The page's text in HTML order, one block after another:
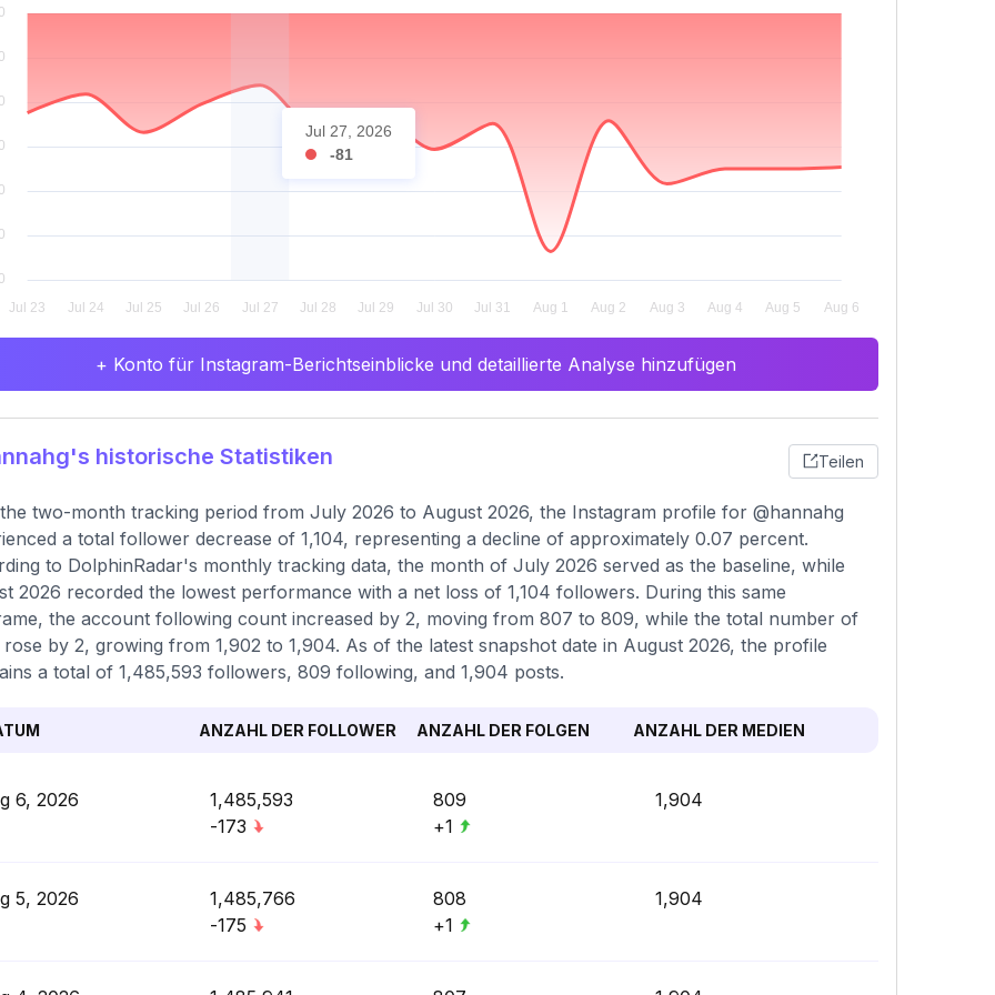
Jul 27, 2026
-81
+ Konto für Instagram-Berichtseinblicke und detaillierte Analyse hinzufügen
historische Statistiken Teilen
two-month tracking period from July 2026 to August 2026, the Instagram profile for @hannahg
a total follower decrease of 1,104, representing a decline of approximately 0.07 percent.
to DolphinRadar's monthly tracking data, the month of July 2026 served as the baseline, while
2026 recorded the lowest performance with a net loss of 1,104 followers. During this same
the account following count increased by 2, moving from 807 to 809, while the total number of
rose by 2, growing from 1,902 to 1,904. As of the latest snapshot date in August 2026, the profile
a total of 1,485,593 followers, 809 following, and 1,904 posts.
ANZAHL DER FOLLOWER ANZAHL DER FOLGEN ANZAHL DER MEDIEN
6, 2026
1,485,593
-173
809
+1
1,904
5, 2026
1,485,766
-175
808
+1
1,904